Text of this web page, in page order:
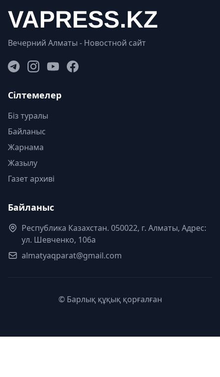
Вечерний Алматы - Новостной сайт
Сілтемелер
Біз туралы
Байланыс
Жарнама
Жазылу
Газет архиві
Байланыс
Республика Казахстан. 050022, г. Алматы, Адрес:
ул. Шевченко, 106а
almatyaqparat@gmail.com
© Барлық құқық қорғалған